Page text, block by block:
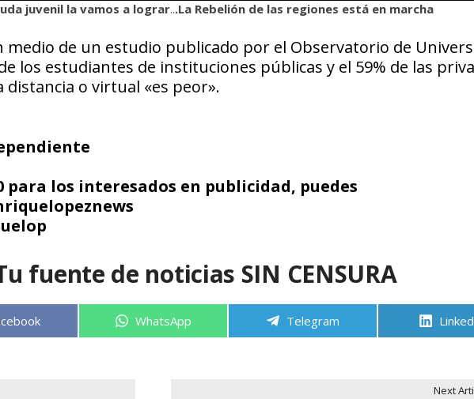
juvenil la vamos a lograr...La Rebelión de las regiones está en marcha
medio de un estudio publicado por el Observatorio de
los estudiantes de instituciones públicas y el 59% de las
distancia o virtual «es peor».
para los interesados en publicidad, puedes
fuente de noticias SIN CENSURA
Compartir
WhatsApp Compartir
Telegram
Next